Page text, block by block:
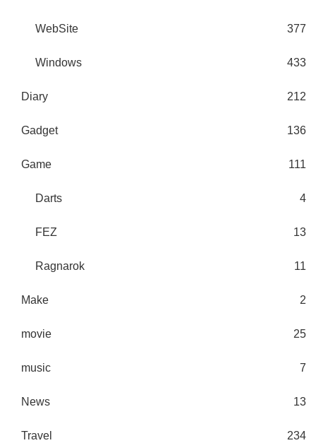
WebSite 377
Windows 433
Diary 212
Gadget 136
Game 111
Darts 4
FEZ 13
Ragnarok 11
Make 2
movie 25
music 7
News 13
Travel 234